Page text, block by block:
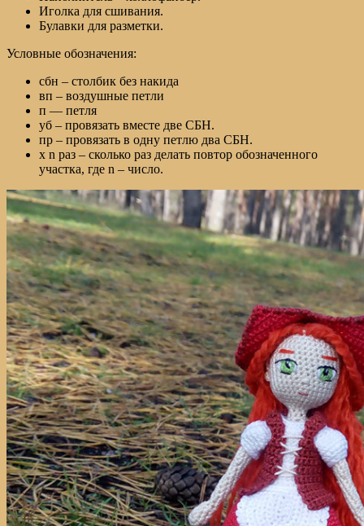
Иголка для сшивания.
Булавки для разметки.
Условные обозначения:
сбн – столбик без накида
вп – воздушные петли
п — петля
уб – провязать вместе две СБН.
пр – провязать в одну петлю два СБН.
х n раз – сколько раз делать повтор обозначенного
участка, где n – число.